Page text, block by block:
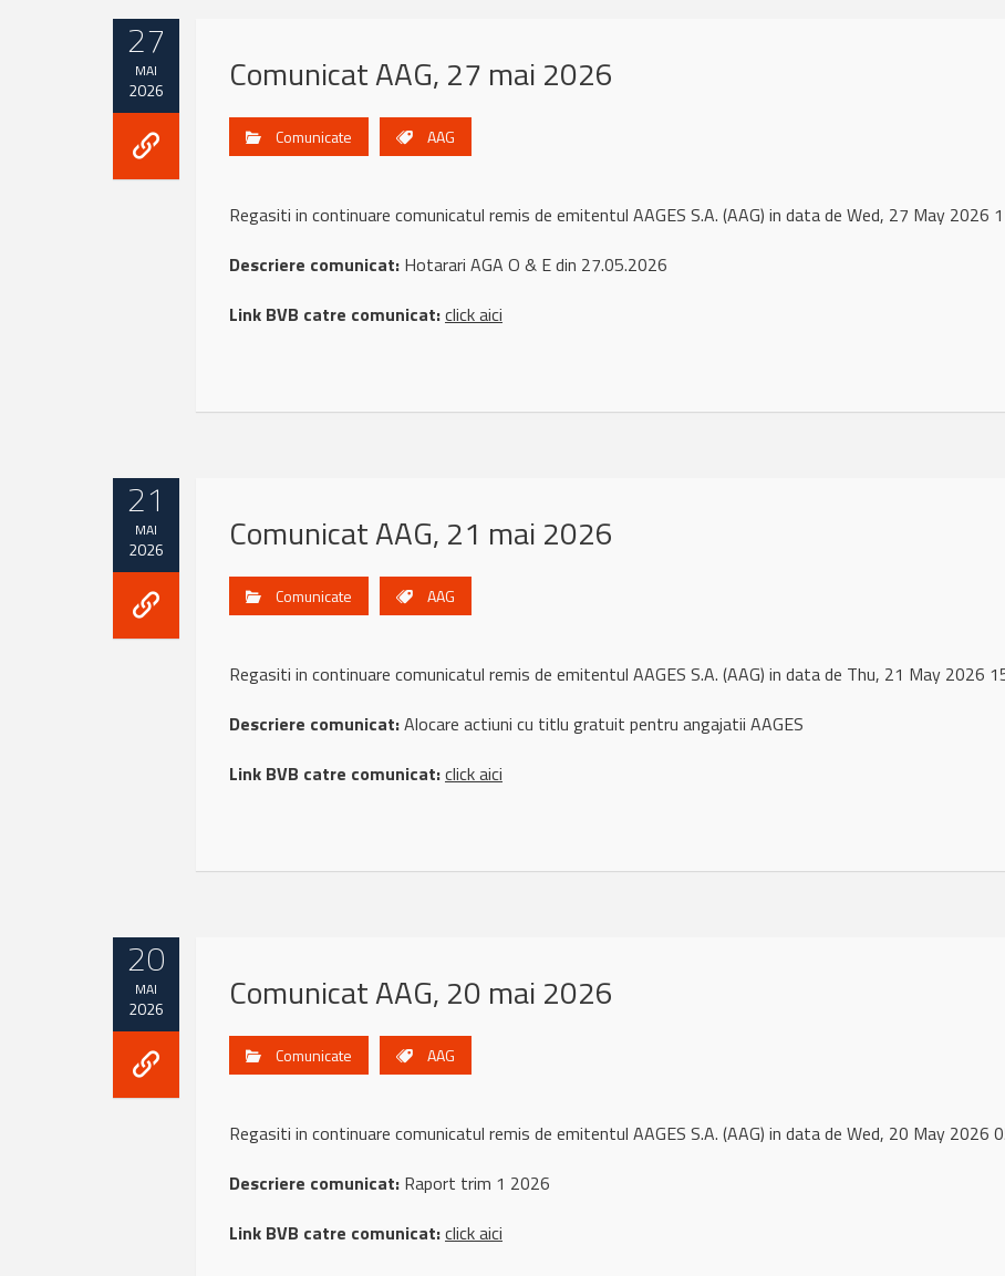
27
MAI
2026 Comunicat AAG, 27 mai 2026
Comunicate AAG
Regasiti in continuare comunicatul remis de emitentul AAGES S.A. (AAG) in data de Wed, 27 May 2026
Descriere comunicat: Hotarari AGA O & E din 27.05.2026
Link BVB catre comunicat:click aici
21
MAI
2026 Comunicat AAG, 21 mai 2026
Comunicate AAG
Regasiti in continuare comunicatul remis de emitentul AAGES S.A. (AAG) in data de Thu, 21 May 2026
Descriere comunicat:Alocare actiuni cu titlu gratuit pentru angajatii AAGES
Link BVB catre comunicat:click aici
20
MAI
2026 Comunicat AAG, 20 mai 2026
Comunicate AAG
Regasiti in continuare comunicatul remis de emitentul AAGES S.A. (AAG) in data de Wed, 20 May 2026
Descriere comunicat: Raport trim 1 2026
Link BVB catre comunicat:click aici